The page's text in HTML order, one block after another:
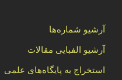
آرشیو شماره‌ها
آرشیو الفبایی مقالات
استخراج به پایگاه‌های علمی